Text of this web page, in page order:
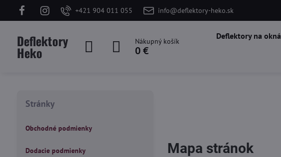
+421 904 011 055 info@deflektory-heko.sk
Deflektory
Heko
Nákupný košík
0 €
Deflektory na okná
Mapa stránok
Stránky
Obchodné podmienky
Dodacie podmienky